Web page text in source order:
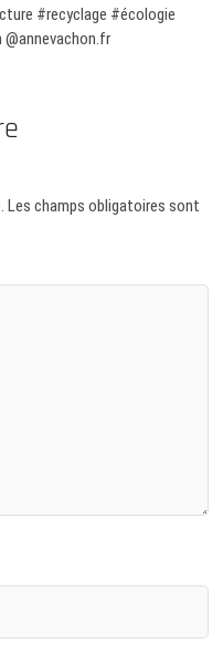
#recyclage #écologie
Les champs obligatoires sont